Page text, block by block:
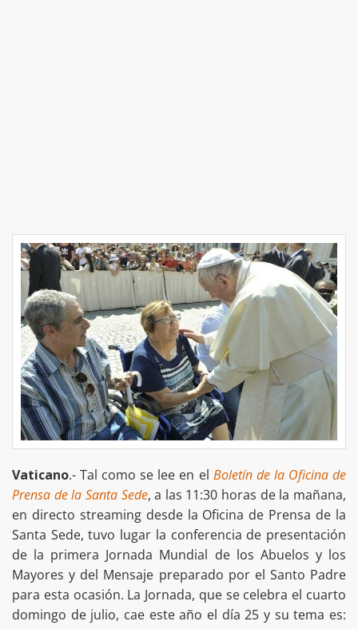
Vaticano.- Tal como se lee en el Boletín de la Oficina de
Prensa de la Santa Sede, a las 11:30 horas de la mañana,
en directo streaming desde la Oficina de Prensa de la
Santa Sede, tuvo lugar la conferencia de presentación
de la primera Jornada Mundial de los Abuelos y los
Mayores y del Mensaje preparado por el Santo Padre
para esta ocasión. La Jornada, que se celebra el cuarto
domingo de julio, cae este año el día 25 y su tema es: